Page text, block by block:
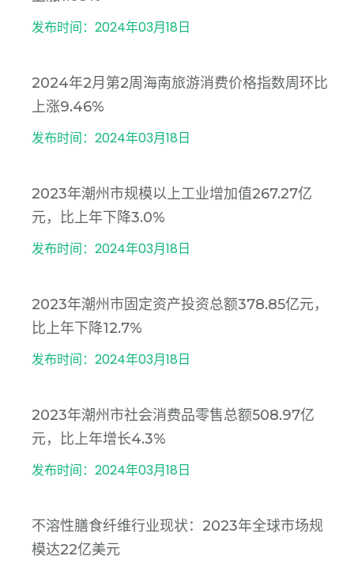
发布时间：2024年03月18日
2024年2月第2周海南旅游消费价格指数周环比
上涨9.46%
发布时间：2024年03月18日
2023年潮州市规模以上工业增加值267.27亿
元，比上年下降3.0%
发布时间：2024年03月18日
2023年潮州市固定资产投资总额378.85亿元，
比上年下降12.7%
发布时间：2024年03月18日
2023年潮州市社会消费品零售总额508.97亿
元，比上年增长4.3%
发布时间：2024年03月18日
不溶性膳食纤维行业现状：2023年全球市场规
模达22亿美元